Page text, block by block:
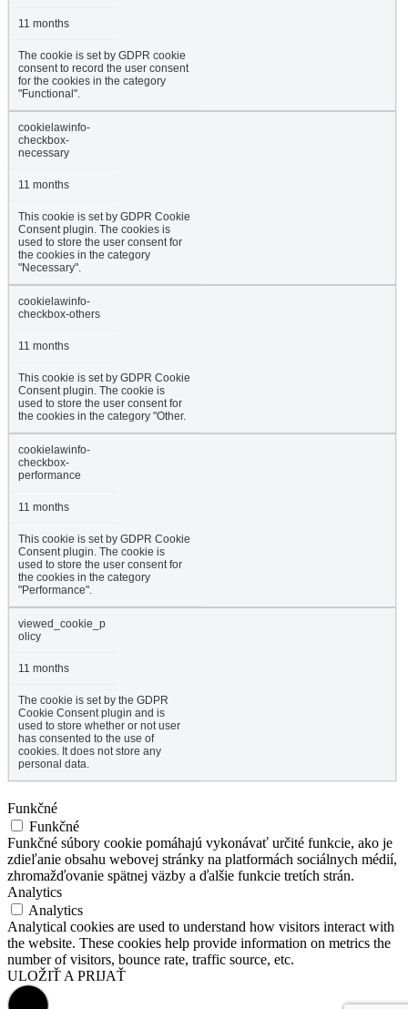
11 months
The cookie is set by GDPR cookie
consent to record the user consent
for the cookies in the category
"Functional".
cookielawinfo-
checkbox-
necessary
11 months
This cookie is set by GDPR Cookie
Consent plugin. The cookies is
used to store the user consent for
the cookies in the category
"Necessary".
cookielawinfo-
checkbox-others
11 months
This cookie is set by GDPR Cookie
Consent plugin. The cookie is
used to store the user consent for
the cookies in the category "Other.
cookielawinfo-
checkbox-
performance
11 months
This cookie is set by GDPR Cookie
Consent plugin. The cookie is
used to store the user consent for
the cookies in the category
"Performance".
viewed_cookie_p
olicy
11 months
The cookie is set by the GDPR
Cookie Consent plugin and is
used to store whether or not user
has consented to the use of
cookies. It does not store any
personal data.
Funkčné
Funkčné
Funkčné súbory cookie pomáhajú vykonávať určité funkcie, ako je
zdieľanie obsahu webovej stránky na platformách sociálnych médií,
zhromažďovanie spätnej väzby a ďalšie funkcie tretích strán.
Analytics
Analytics
Analytical cookies are used to understand how visitors interact with
the website. These cookies help provide information on metrics the
number of visitors, bounce rate, traffic source, etc.
ULOŽIŤ A PRIJAŤ